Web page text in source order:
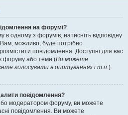
на форумі?
одному з форумів, натисніть відповідну
можливо, буде потрібно
повідомлення. Доступні для вас
форуму або теми (Ви можете
голосувати в опитуваннях і т.п.).
повідомлення?
модератором форуму, ви можете
повідомлення. Ви можете